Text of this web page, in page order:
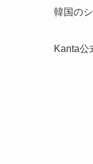
韓国の
Kanta公